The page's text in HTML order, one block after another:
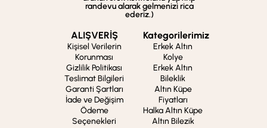
randevu alarak gelmenizi rica
ederiz.)
ALIŞVERİŞ
Kişisel Verilerin
Korunması
Gizlilik Politikası
Teslimat Bilgileri
Garanti Şartları
İade ve Değişim
Ödeme
Seçenekleri
Kategorilerimiz
Erkek Altın
Kolye
Erkek Altın
Bileklik
Altın Küpe
Fiyatları
Halka Altın Küpe
Altın Bilezik